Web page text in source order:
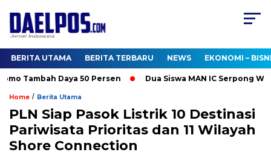
BERITA UTAMA BERITA TERBARU NEWS EKONOMI –
Tambah Daya 50 Persen Dua Siswa MAN IC Serpong
Home / Berita Utama
PLN Siap Pasok Listrik 10 Destinasi
Pariwisata Prioritas dan 11 Wilayah
Shore Connection